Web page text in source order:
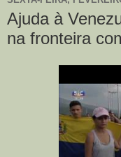
Ajuda à
na fronteira